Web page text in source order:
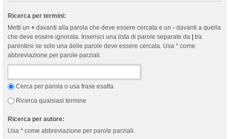
Ricerca per termini:
Metti un + davanti alla parola che deve essere cercata e un - davanti a quella
che deve essere ignorata. Inserisci una lista di parole separate da
tra
parentesi se solo una delle parole deve essere cercata. Usa * come
abbreviazione per parole parziali.
Cerca per parola o usa frase esatta
Ricerca qualsiasi termine
Ricerca per autore:
Usa * come abbreviazione per parole parziali.